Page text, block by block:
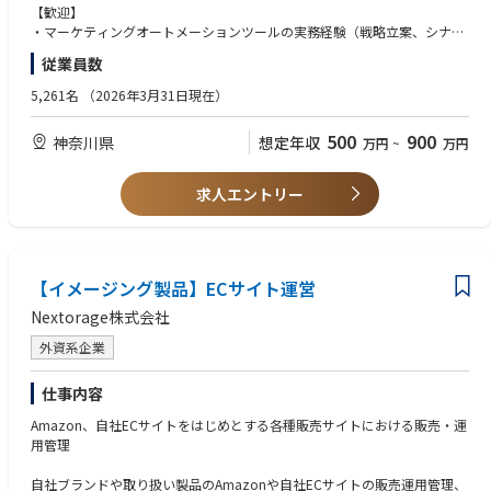
・グローバルを含む全社レギュレーションの策定
コーポレートマーケティング部門として、全社のマーケティング活動をリ
ードする部門です。今回募集する職種は、マーケティングオートメーショ
ンツールを担当して頂き、事業部門と協力頂きながら、ビジネス戦略検討
と実行、マーケターへのイネーブルメント、グローバルでのデジタルマー
ケティング推進を担当頂き、全社マーケティング活動の効率化と成果の最
また、アサインされる業務に応じて出張（国内、海外）もございます。
■当社について
マクニカは世界中のエレクトロニクスや IT 商材、AI ソリューション等の
最先端技術を取り扱っている専門商社です。
商社でありながら、社員の約3割はエンジニア。
『高い技術力』が顧客の開発を支え、海外仕入先からは真のパートナーと
して高い信頼を得てきました。
また、売上規模1兆円を超える『大企業』としての安定した基盤を持ちな
定までのスピードが速く、新しいことに積極的に挑戦するカルチャーがあ
【歓迎】
・マーケティングオートメーションツールの実務経験（戦略立案、シナリ
オ設計、運用まで）を有する方
・デジタルマーケティングの経験5年以上
・B2Bマーケティング経験
・CMSを活用したWEBページ作成経験
・インサイドセールス、コールセンターの担当経験
【求める人物像】
・データドリブンな意思決定ができる方
従業員数
5,261名 （2026年3月31日現在）
神奈川県 想定年収 500 万円 ~ 900 万円
求人エントリー
【イメージング製品】ECサイト運営
Nextorage株式会社
外資系企業
仕事内容
Amazon、自社ECサイトをはじめとする各種販売サイトにおける販売・運
用管理
自社ブランドや取り扱い製品のAmazonや自社ECサイトの販売運用管理、